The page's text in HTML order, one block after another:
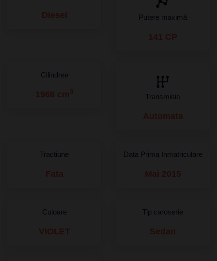
Diesel Putere maximă
141 CP
Cilindree
1968 cm 3
Transmisie
Automata
Tractiune
Fata
Data Prima Inmatriculare
Mai 2015
Culoare
VIOLET
Tip caroserie
Sedan